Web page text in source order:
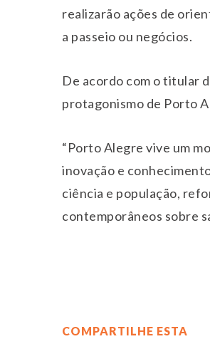
realizarão ações de
a passeio ou negócios.
De acordo com o titular
protagonismo de Porto
“Porto Alegre vive um
inovação e
ciência e população,
contemporâneos sobre
COMPARTILHE ESTA